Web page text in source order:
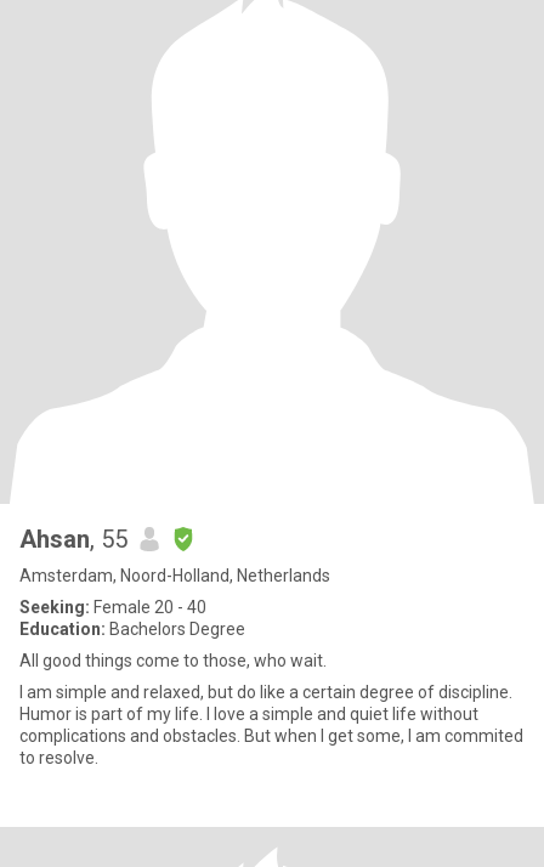
Ahsan, 55
Amsterdam, Noord-Holland, Netherlands
Seeking: Female 20 - 40
Education: Bachelors Degree
All good things come to those, who wait.
I am simple and relaxed, but do like a certain degree of discipline.
Humor is part of my life. I love a simple and quiet life without
complications and obstacles. But when I get some, I am commited
to resolve.